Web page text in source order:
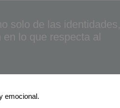
solo de las identidades,
lo que respecta al
emocional.